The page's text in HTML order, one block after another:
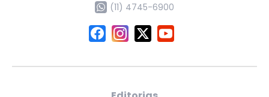
(11) 4745-6900